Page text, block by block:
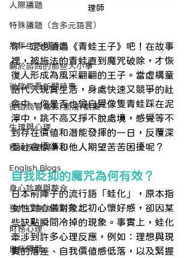
人際議題
特殊議題（含多元語言）
熟年生活與適應
關於諮商的那些大小事
從諮商看新聞時事
從諮商看電影/動漫/劇集
生理與心理
精神疾患與身心
English Blogs
身心診療與整合
預約心理諮商系列
財務心理
自我照顧
理師
你一定也讀過《青蛙王子》吧！在故事
裡，被施法的青蛙直到魔咒破除，才恢
復人形成為風采翩翩的王子。當虛構童
話代入現實生活，身處快速又競爭的社
會中，你是否也曾自覺像隻青蛙踩在泥
濘中，跳不高又掙不脫處境，感覺等不
到存在價值和潛能發揮的一日，反覆深
受社會標準和他人期望苦苦困擾呢？
自我貶抑的魔咒為何有效？
日本前陣子的流行語「蛙化」，原本指
女性對心儀對象起初心懷好感，卻因某
些缺點瞬間冷掉的現象。事實上，蛙化
牽涉到許多心理反應，例如：理想與現
實的落差、自我價值感低落，以及緊握